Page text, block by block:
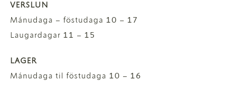
VERSLUN
Mánudaga – föstudaga 10 – 17
Laugardagar 11 – 15
LAGER
Mánudaga til föstudaga 10 – 16